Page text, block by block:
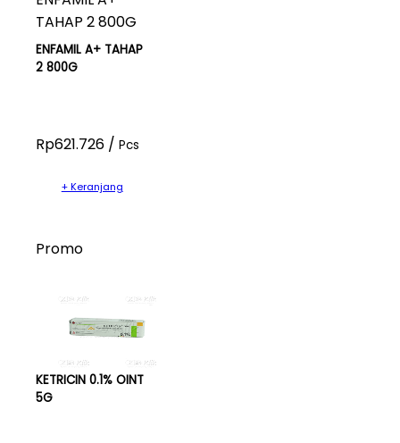
ENFAMIL A+ TAHAP
2 800G
Rp621.726 / Pcs
+ Keranjang
Promo
KETRICIN 0.1% OINT
5G